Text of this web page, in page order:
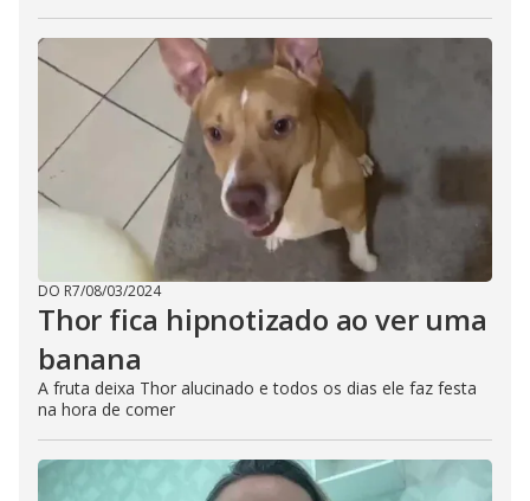
DO R7/08/03/2024
Thor fica hipnotizado ao ver uma
banana
A fruta deixa Thor alucinado e todos os dias ele faz festa
na hora de comer